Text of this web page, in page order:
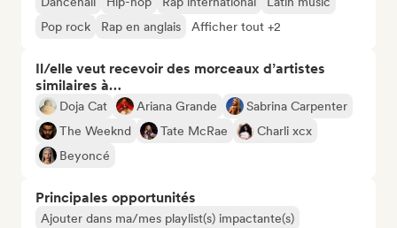
Pop rock
Rap en anglais Afficher tout +2
Il/elle veut recevoir des morceaux d’artistes
similaires à…
Doja Cat Ariana Grande
Sabrina Carpenter
The Weeknd
Tate McRae
Charli xcx
Beyoncé
Principales opportunités
Ajouter dans ma/mes playlist(s) impactante(s)